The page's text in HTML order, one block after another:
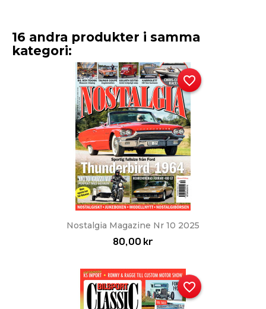
16 andra produkter i samma
kategori:
Nostalgia Magazine Nr 10 2025
80,00 kr
favorite_border
favorite_border